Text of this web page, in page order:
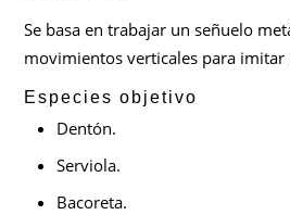
Se basa en trabajar un señuelo
movimientos verticales para imitar
Especies objetivo
Dentón.
Serviola.
Bacoreta.